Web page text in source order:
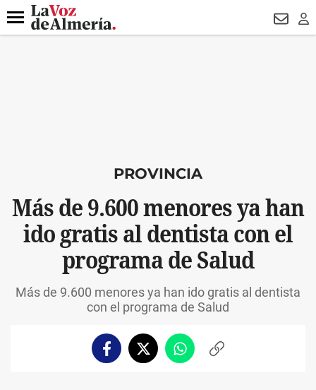
DESTACADO DRON UDA
Menú
PROVINCIA
Más de 9.600 menores ya han
ido gratis al dentista con el
programa de Salud
Más de 9.600 menores ya han ido gratis al dentista
con el programa de Salud
FacebookTwitterWhatsappCopiar